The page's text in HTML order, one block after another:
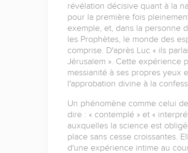
révélation décisive quant à la
pour la première fois
exemple, et, dans la personne
les Prophètes, le monde des
comprise. D'après Luc « ils
Jérusalem ». Cette expérience
messianité à ses propres yeux
l'approbation divine à la
Un phénomène comme celui
dire : « contemplé » et «
auxquelles la science est
place sans cesse croissantes.
d'une expérience intime au